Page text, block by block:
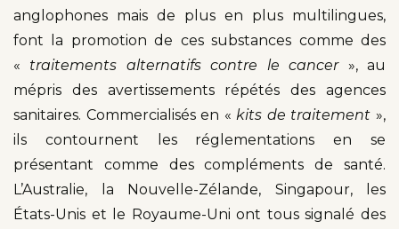
anglophones mais de plus en plus multilingues,
font la promotion de ces substances comme des
« traitements alternatifs contre le cancer », au
mépris des avertissements répétés des agences
sanitaires. Commercialisés en « kits de traitement »,
ils contournent les réglementations en se
présentant comme des compléments de santé.
L’Australie, la Nouvelle-Zélande, Singapour, les
États-Unis et le Royaume-Uni ont tous signalé des